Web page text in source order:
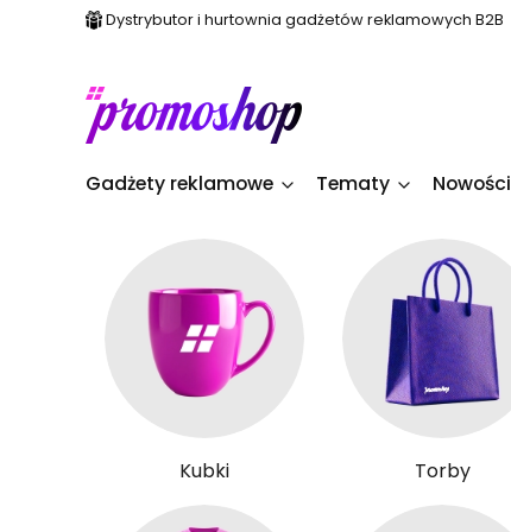
Dystrybutor i hurtownia gadżetów reklamowych B2B
Gadżety reklamowe Tematy Nowości
Kubki Torby